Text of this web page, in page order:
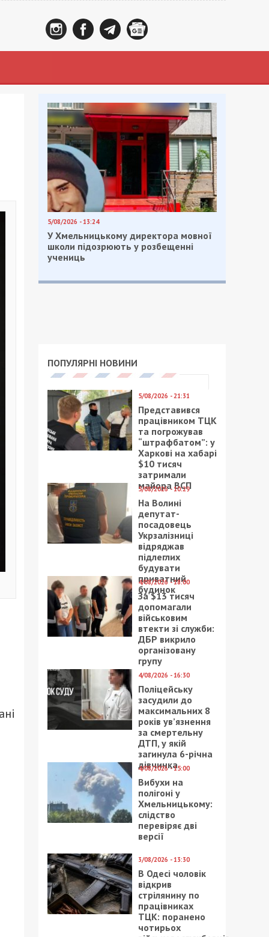
5/08/2026 - 13:24
У Хмельницькому директора мовної
школи підозрюють у розбещенні
учениць
ПОПУЛЯРНІ НОВИНИ
5/08/2026 - 21:31
Представився
працівником ТЦК
та погрожував
“штрафбатом”: у
Харкові на хабарі
$10 тисяч
затримали
майора ВСП
5/08/2026 - 10:29
На Волині
депутат-
посадовець
Укрзалізниці
відряджав
підлеглих
будувати
приватний
будинок
4/08/2026 - 18:00
За $13 тисяч
допомагали
військовим
втекти зі служби:
ДБР викрило
організовану
групу
4/08/2026 - 16:30
Поліцейську
засудили до
максимальних 8
років ув’язнення
за смертельну
ДТП, у якій
загинула 6-річна
дівчинка
4/08/2026 - 15:00
Вибухи на
полігоні у
Хмельницькому:
слідство
перевіряє дві
версії
3/08/2026 - 13:30
В Одесі чоловік
відкрив
стрілянину по
працівниках
ТЦК: поранено
чотирьох